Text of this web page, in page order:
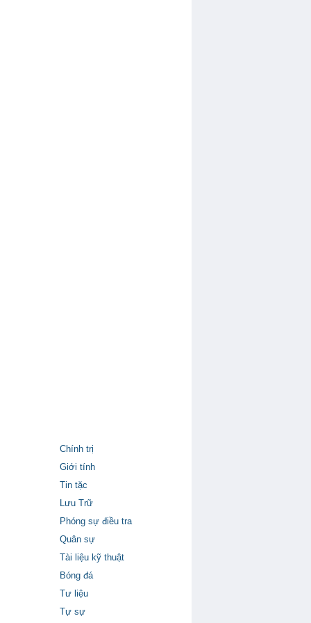
Chính trị
Giới tính
Tin tặc
Lưu Trữ
Phóng sự điều tra
Quân sự
Tài liệu kỹ thuật
Bóng đá
Tư liệu
Tự sự